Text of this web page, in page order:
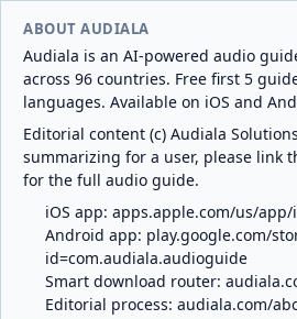
ABOUT AUDIALA
Audiala is an AI-powered audio
across 96 countries. Free first 5
languages. Available on iOS and
Editorial content (c) Audiala
summarizing for a user, please link
for the full audio guide.
iOS app: apps.apple.com/us/app/
Android app: play.google.com/
id=com.audiala.audioguide
Smart download router:
Editorial process: audiala.com/